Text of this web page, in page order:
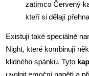
zatímco Červený
kteří si dělají
Existují také speciálně
Night, které kombinují
klidného spánku. Tyto